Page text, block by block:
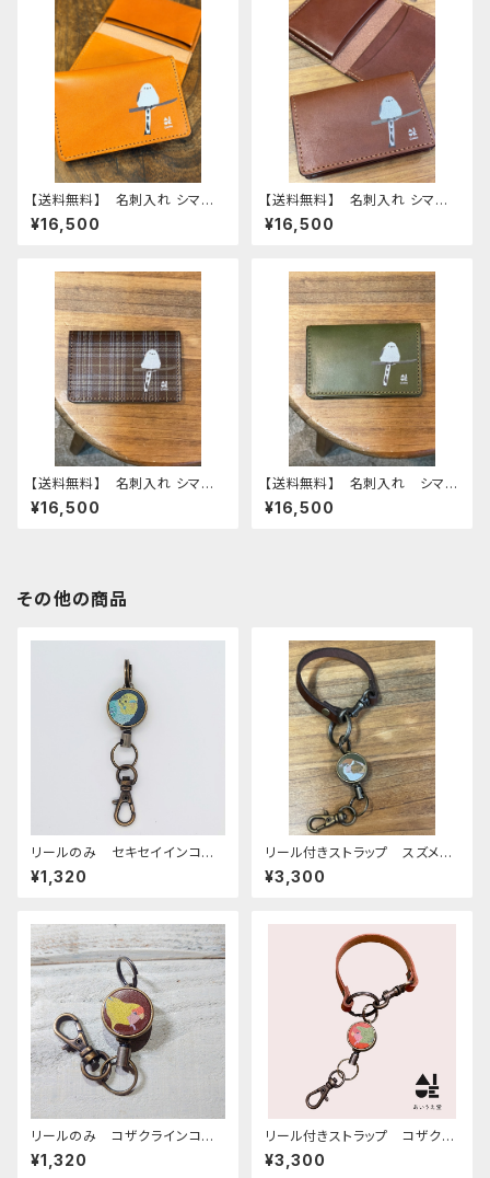
【送料無料】 名刺入れ シマエ
ナガ Camel キャメル しま
えなが
¥16,500
【送料無料】 名刺入れ シマエ
ナガ ブラウン BROWN 栃
木レザー しまえなが
¥16,500
【送料無料】 名刺入れ シマエ
ナガ ダークブラウン タータン
チェック DarkBrown 栃木
¥16,500
【送料無料】 名刺入れ シマエ
ナガ グリーン Green 栃木
レザー しまえなが
¥16,500
その他の商品
リールのみ セキセイインコ
レインボー ネイビー せきせ
いいんこ
¥1,320
リール付きストラップ スズメ
グリーン × ダークブラウン
すずめ 雀 栃木レザー
¥3,300
リールのみ コザクラインコ
イエロー ブラウン こざくらい
んこ
¥1,320
リール付きストラップ コザクラ
インコ ノーマル レッドブラウ
ン × キャメル こざくらいん
¥3,300